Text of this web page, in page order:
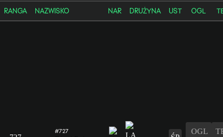
RANGA NAZWISKO NAR DRUŻYNA UST OGL
#727
OGL